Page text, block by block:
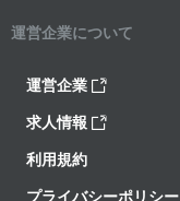
運営企業について
運営企業
求人情報
利用規約
プライバシーポリシー